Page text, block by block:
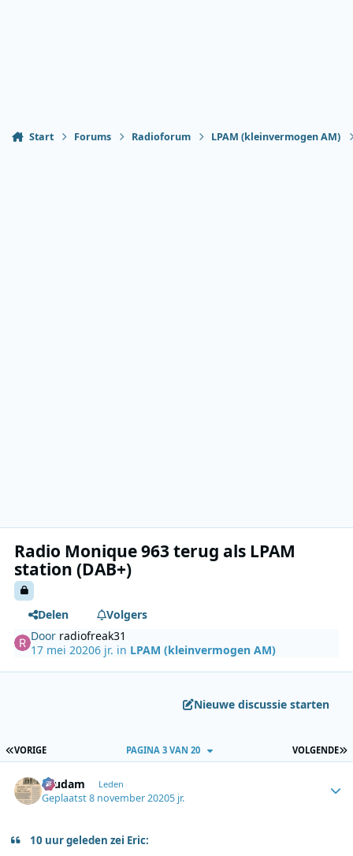
Start Forums Radioforum LPAM (kleinvermogen AM)
Radio Monique 963 terug als LPAM
station (DAB+)
Delen
Volgers
Door radiofreak31
17 mei 20206 jr. in LPAM (kleinvermogen AM)
Nieuwe discussie starten
EERSTE PAGINA
VORIGE VOLGENDE
PAGINA 3 VAN 20
ruudam Leden
Geplaatst8 november 20205 jr.
10 uur geleden zei Eric: